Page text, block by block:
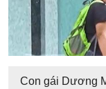
Con gái Dương